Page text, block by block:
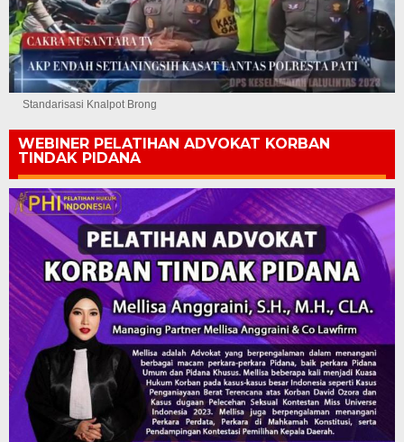
Standarisasi Knalpot Brong
WEBINER PELATIHAN ADVOKAT KORBAN
TINDAK PIDANA